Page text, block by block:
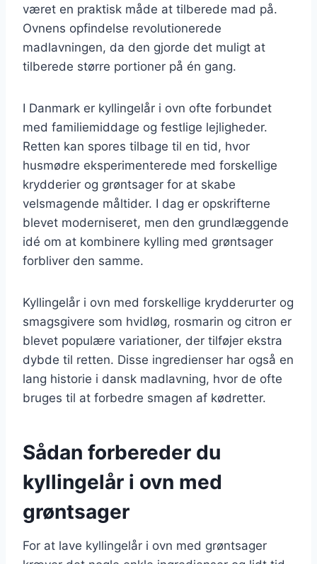
været en praktisk måde at tilberede mad på.
Ovnens opfindelse revolutionerede
madlavningen, da den gjorde det muligt at
tilberede større portioner på én gang.
I Danmark er kyllingelår i ovn ofte forbundet
med familiemiddage og festlige lejligheder.
Retten kan spores tilbage til en tid, hvor
husmødre eksperimenterede med forskellige
krydderier og grøntsager for at skabe
velsmagende måltider. I dag er opskrifterne
blevet moderniseret, men den grundlæggende
idé om at kombinere kylling med grøntsager
forbliver den samme.
Kyllingelår i ovn med forskellige krydderurter og
smagsgivere som hvidløg, rosmarin og citron er
blevet populære variationer, der tilføjer ekstra
dybde til retten. Disse ingredienser har også en
lang historie i dansk madlavning, hvor de ofte
bruges til at forbedre smagen af kødretter.
Sådan forbereder du
kyllingelår i ovn med
grøntsager
For at lave kyllingelår i ovn med grøntsager